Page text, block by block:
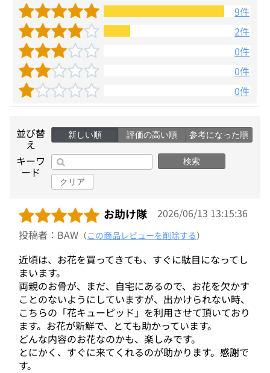
9件
2件
0件
0件
0件
並び替
え
新しい順 評価の高い順 参考になった順
キーワ
ード
検索
クリア
お助け隊
2026/06/13 13:15:36
投稿者：BAW （この商品レビューを削除する）
近頃は、お花を買ってきても、すぐに駄目になってし
まいます。
両親のお骨が、まだ、自宅にあるので、お花を欠かす
ことのないようにしていますが、出かけられない時、
こちらの「花キューピッド」を利用させて頂いており
ます。お花が新鮮で、とても助かっています。
どんな内容のお花なのかも、楽しみです。
とにかく、すぐに来てくれるのが助かります。感謝で
す。